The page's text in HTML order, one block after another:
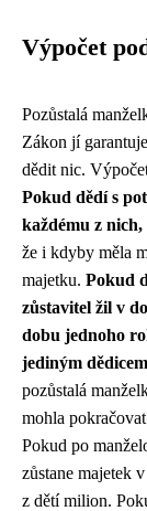
Výpočet
Pozůstalá
Zákon jí
dědit nic.
Pokud dědí s
každému z
že i kdyby měla
majetku. Pokud
zůstavitel žil v
dobu jednoho
jediným
pozůstalá
mohla
Pokud po
zůstane majetek
z dětí milion.